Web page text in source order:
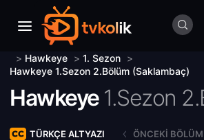
> Hawkeye > 1. Sezon >
Hawkeye 1.Sezon 2.Bölüm (Saklambaç)
Hawkeye 1.Sezon
TÜRKÇE ALTYAZI ÖNCEKI BÖLÜM